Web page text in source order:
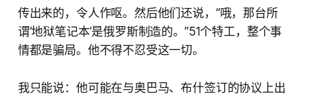
传出来的，令人作呕。然后他们还说，“哦，那台所
谓‘地狱笔记本’是俄罗斯制造的。”51个特工，整个事
情都是骗局。他不得不忍受这一切。
我只能说：他可能在与奥巴马、布什签订的协议上出